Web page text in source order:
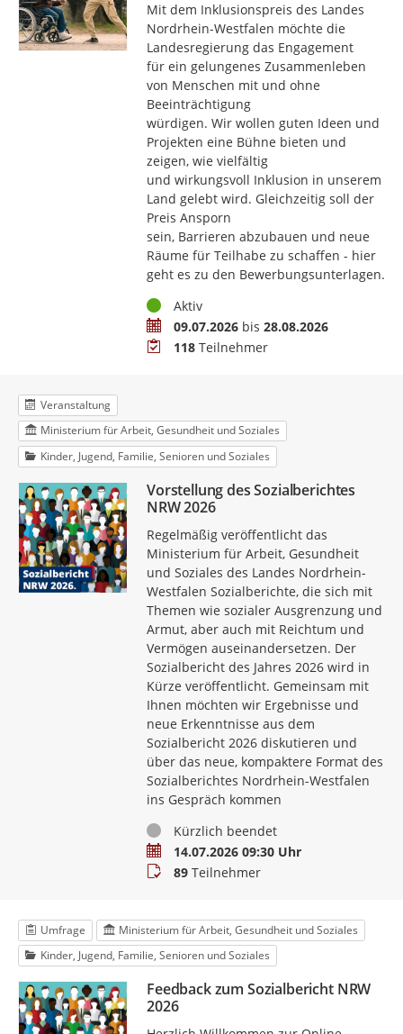
Mit dem Inklusionspreis des Landes
Nordrhein-Westfalen möchte die
Landesregierung das Engagement
für ein gelungenes Zusammenleben
von Menschen mit und ohne
Beeinträchtigung
würdigen. Wir wollen guten Ideen und
Projekten eine Bühne bieten und
zeigen, wie vielfältig
und wirkungsvoll Inklusion in unserem
Land gelebt wird. Gleichzeitig soll der
Preis Ansporn
sein, Barrieren abzubauen und neue
Räume für Teilhabe zu schaffen - hier
geht es zu den Bewerbungsunterlagen.
StatusAktiv
Zeitraum09.07.2026bis 28.08.2026
Teilnehmer
118Teilnehmer
Veranstaltung
Ministerium für Arbeit, Gesundheit und Soziales
Kinder, Jugend, Familie, Senioren und Soziales
Vorstellung des Sozialberichtes
NRW 2026
Regelmäßig veröffentlicht das
Ministerium für Arbeit, Gesundheit
und Soziales des Landes Nordrhein-
Westfalen Sozialberichte, die sich mit
Themen wie sozialer Ausgrenzung und
Armut, aber auch mit Reichtum und
Vermögen auseinandersetzen. Der
Sozialbericht des Jahres 2026 wird in
Kürze veröffentlicht. Gemeinsam mit
Ihnen möchten wir Ergebnisse und
neue Erkenntnisse aus dem
Sozialbericht 2026 diskutieren und
über das neue, kompaktere Format des
Sozialberichtes Nordrhein-Westfalen
ins Gespräch kommen
StatusKürzlich beendet
Termin14.07.2026 09:30 Uhr
Teilnehmer
89Teilnehmer
Umfrage
Ministerium für Arbeit, Gesundheit und Soziales
Kinder, Jugend, Familie, Senioren und Soziales
Feedback zum Sozialbericht NRW
2026